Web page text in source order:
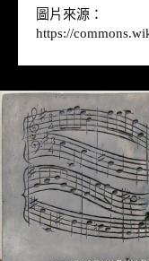
圖片來源：
https://